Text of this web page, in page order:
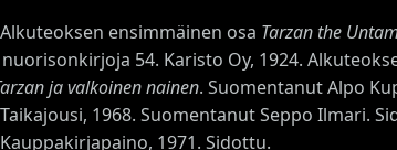
ensimmäinen osa Tarzan the
54. Karisto Oy, 1924.
ja valkoinen nainen. Suomentanut Alpo
1968. Suomentanut Seppo Ilmari.
1971. Sidottu.